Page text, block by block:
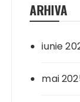
ARHIVA
iunie
mai